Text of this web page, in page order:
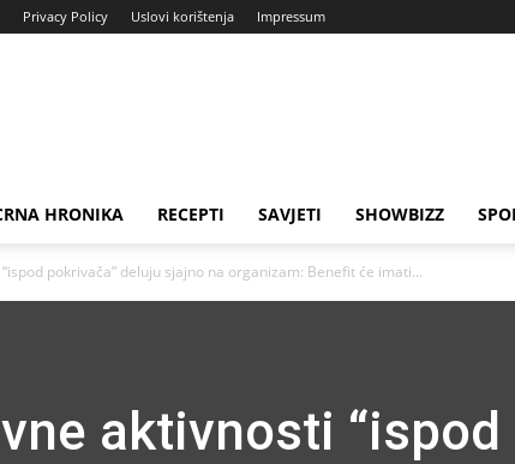
Privacy Policy Uslovi korištenja Impressum
HRONIKA RECEPTI SAVJETI SHOWBIZZ
pokrivača” deluju sjajno na organizam: Benefit će imati...
aktivnosti “ispod